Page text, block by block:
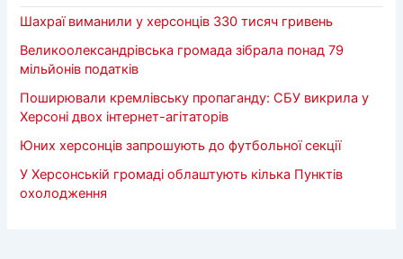
Шахраї виманили у херсонців 330 тисяч гривень
Великоолександрівська громада зібрала понад 79
мільйонів податків
Поширювали кремлівську пропаганду: СБУ викрила у
Херсоні двох інтернет-агітаторів
Юних херсонців запрошують до футбольної секції
У Херсонській громаді облаштують кілька Пунктів
охолодження